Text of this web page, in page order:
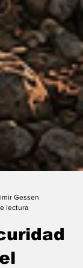
lectura